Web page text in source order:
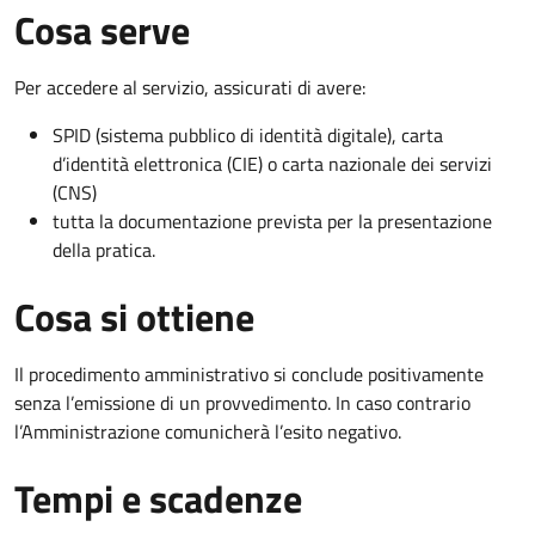
Cosa serve
Per accedere al servizio, assicurati di avere:
SPID (sistema pubblico di identità digitale), carta
d’identità elettronica (CIE) o carta nazionale dei servizi
(CNS)
tutta la documentazione prevista per la presentazione
della pratica.
Cosa si ottiene
Il procedimento amministrativo si conclude positivamente
senza l’emissione di un provvedimento. In caso contrario
l’Amministrazione comunicherà l’esito negativo.
Tempi e scadenze